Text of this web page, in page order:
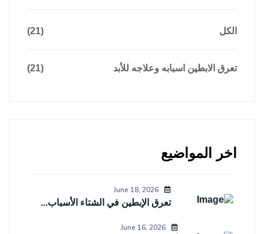
الكل (21)
تعرق الابطين اسبابه وعلاجه للأبد (21)
اخر المواضيع
June 18, 2026
تعرق الإبطين في الشتاء الأسباب...
June 16, 2026